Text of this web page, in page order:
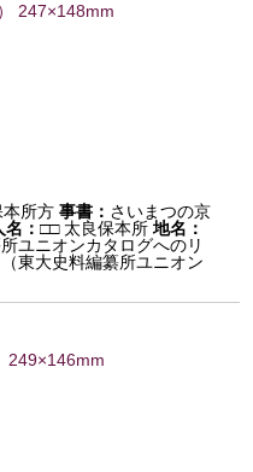
） 247×148mm
本所方 事書： さいまつの京
名：□□ 太良保本所 地名：
所ユニオンカタログへのリ
（東大史料編纂所ユニオン
249×146mm